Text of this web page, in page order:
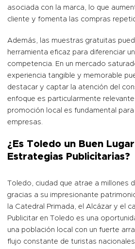
asociada con la marca, lo que
cliente y fomenta las compras
Además, las muestras gratuitas
herramienta eficaz para diferenciar
competencia. En un mercado
experiencia tangible y memorable
destacar y captar la atención del
enfoque es particularmente
promoción local es fundamental
empresas.
¿Es Toledo un Buen
Estrategias Publicitarias?
Toledo, ciudad que atrae a millones
gracias a su impresionante
la Catedral Primada, el Alcázar y el
Publicitar en Toledo es una
una población local con un fuerte
flujo constante de turistas